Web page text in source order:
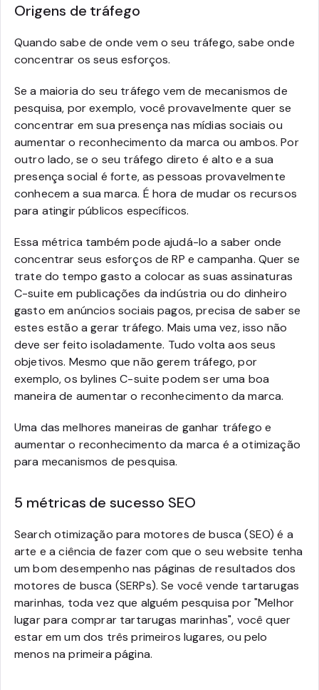
Origens de tráfego
Quando sabe de onde vem o seu tráfego, sabe onde
concentrar os seus esforços.
Se a maioria do seu tráfego vem de mecanismos de
pesquisa, por exemplo, você provavelmente quer se
concentrar em sua presença nas mídias sociais ou
aumentar o reconhecimento da marca ou ambos. Por
outro lado, se o seu tráfego direto é alto e a sua
presença social é forte, as pessoas provavelmente
conhecem a sua marca. É hora de mudar os recursos
para atingir públicos específicos.
Essa métrica também pode ajudá-lo a saber onde
concentrar seus esforços de RP e campanha. Quer se
trate do tempo gasto a colocar as suas assinaturas
C-suite em publicações da indústria ou do dinheiro
gasto em anúncios sociais pagos, precisa de saber se
estes estão a gerar tráfego. Mais uma vez, isso não
deve ser feito isoladamente. Tudo volta aos seus
objetivos. Mesmo que não gerem tráfego, por
exemplo, os bylines C-suite podem ser uma boa
maneira de aumentar o reconhecimento da marca.
Uma das melhores maneiras de ganhar tráfego e
aumentar o reconhecimento da marca é a otimização
para mecanismos de pesquisa.
5 métricas de sucesso SEO
Search otimização para motores de busca (SEO) é a
arte e a ciência de fazer com que o seu website tenha
um bom desempenho nas páginas de resultados dos
motores de busca (SERPs). Se você vende tartarugas
marinhas, toda vez que alguém pesquisa por "Melhor
lugar para comprar tartarugas marinhas", você quer
estar em um dos três primeiros lugares, ou pelo
menos na primeira página.